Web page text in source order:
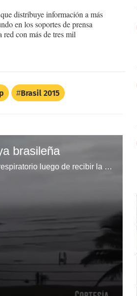
distribuye información a más
en los soportes de prensa
con más de tres mil
Brasil 2015
brasileña
Taline Campos, de 25 años, sufrió un paro cardiorespiratorio luego de recibir la descarga en su cabeza